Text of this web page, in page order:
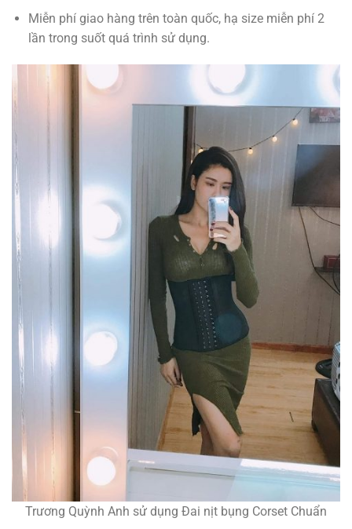
Miễn phí giao hàng trên toàn quốc, hạ size miễn phí 2
lần trong suốt quá trình sử dụng.
Trương Quỳnh Anh sử dụng Đai nịt bụng Corset Chuẩn